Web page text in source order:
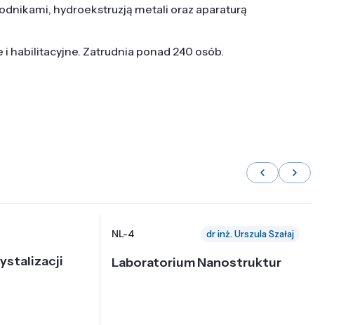
hydroekstruzją metali oraz aparaturą
habilitacyjne. Zatrudnia ponad 240 osób.
NL-4 dr inż. Urszula Szałaj
Laboratorium Nanostruktur